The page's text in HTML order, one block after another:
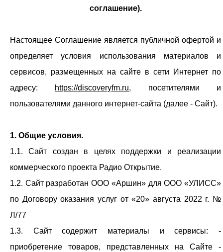
соглашение).
Настоящее Соглашение является публичной офертой и
определяет условия использования материалов и
сервисов, размещенных на сайте в сети Интернет по
адресу: https://discoveryfm.ru, посетителями и
пользователями данного интернет-сайта (далее - Сайт).
1. Общие условия.
1.1. Сайт создан в целях поддержки и реализации
коммерческого проекта Радио Открытие.
1.2. Сайт разработан ООО «Аршин» для ООО «УЛИСС»
по Договору оказания услуг от «20» августа 2022 г. №
Л/77
1.3. Сайт содержит материалы и сервисы: -
приобретение товаров, представленных на Сайте -